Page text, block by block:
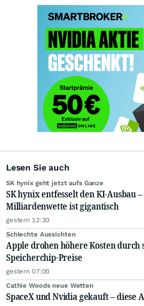
Lesen Sie auch
SK hynix geht jetzt aufs Ganze
SK hynix entfesselt den KI-Ausbau –
Milliardenwette ist gigantisch
gestern 12:30
Schlechte Aussichten
Apple drohen höhere Kosten durch
Speicherchip-Preise
gestern 07:00
Cathie Woods neue Wetten
SpaceX und Nvidia gekauft – diese